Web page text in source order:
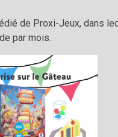
de Proxi-Jeux, dans
par mois.